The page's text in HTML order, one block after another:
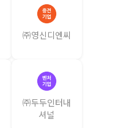
㈜영신디엔씨
㈜두두인터내
셔널